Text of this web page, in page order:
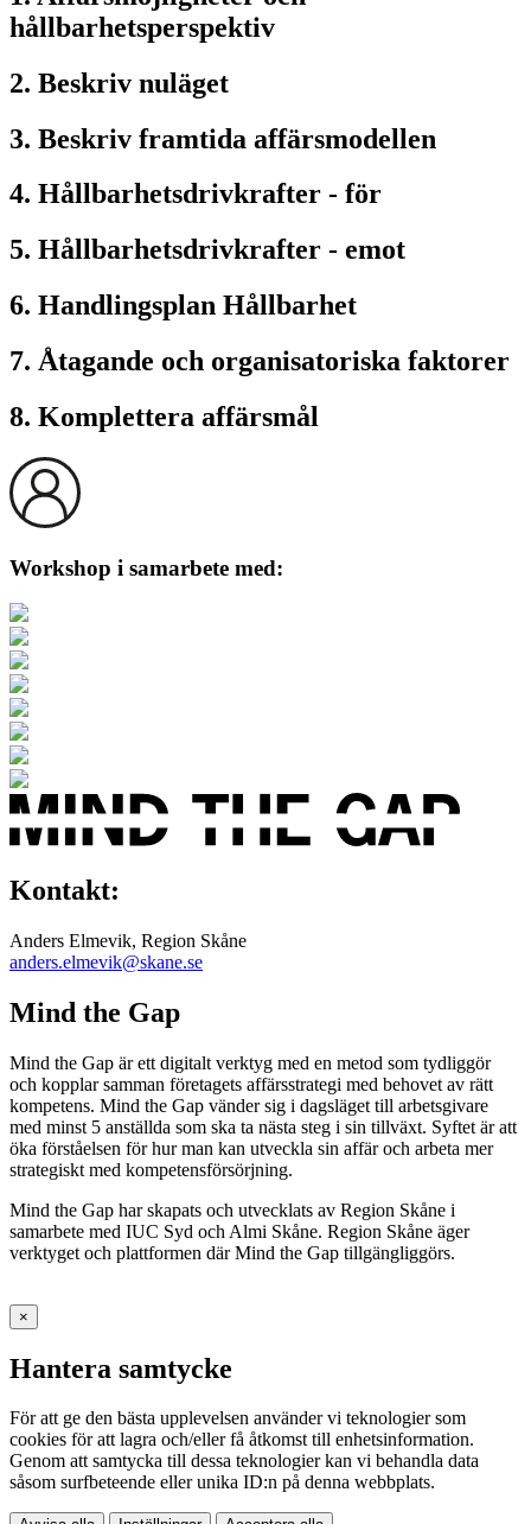
hållbarhetsperspektiv
2. Beskriv nuläget
3. Beskriv framtida affärsmodellen
4. Hållbarhetsdrivkrafter - för
5. Hållbarhetsdrivkrafter - emot
6. Handlingsplan Hållbarhet
7. Åtagande och organisatoriska faktorer
8. Komplettera affärsmål
Workshop i samarbete med:
Kontakt:
Anders Elmevik, Region Skåne
anders.elmevik@skane.se
Mind the Gap
Mind the Gap är ett digitalt verktyg med en metod som tydliggör
och kopplar samman företagets affärsstrategi med behovet av rätt
kompetens. Mind the Gap vänder sig i dagsläget till arbetsgivare
med minst 5 anställda som ska ta nästa steg i sin tillväxt. Syftet är att
öka förståelsen för hur man kan utveckla sin affär och arbeta mer
strategiskt med kompetensförsörjning.
Mind the Gap har skapats och utvecklats av Region Skåne i
samarbete med IUC Syd och Almi Skåne. Region Skåne äger
verktyget och plattformen där Mind the Gap tillgängliggörs.
×
Hantera samtycke
För att ge den bästa upplevelsen använder vi teknologier som
cookies för att lagra och/eller få åtkomst till enhetsinformation.
Genom att samtycka till dessa teknologier kan vi behandla data
såsom surfbeteende eller unika ID:n på denna webbplats.